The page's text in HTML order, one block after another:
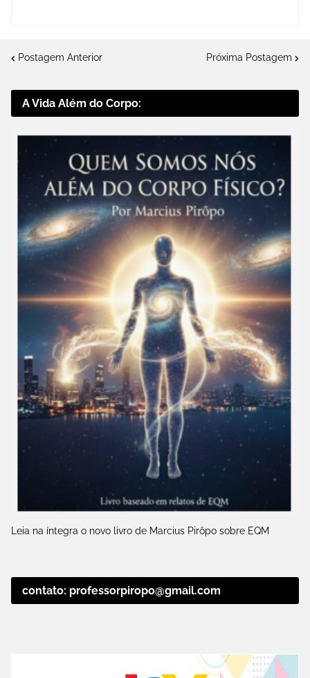
Postagem Anterior Próxima Postagem
A Vida Além do Corpo:
Leia na íntegra o novo livro de Marcius Pirôpo sobre EQM
contato: professorpiropo@gmail.com